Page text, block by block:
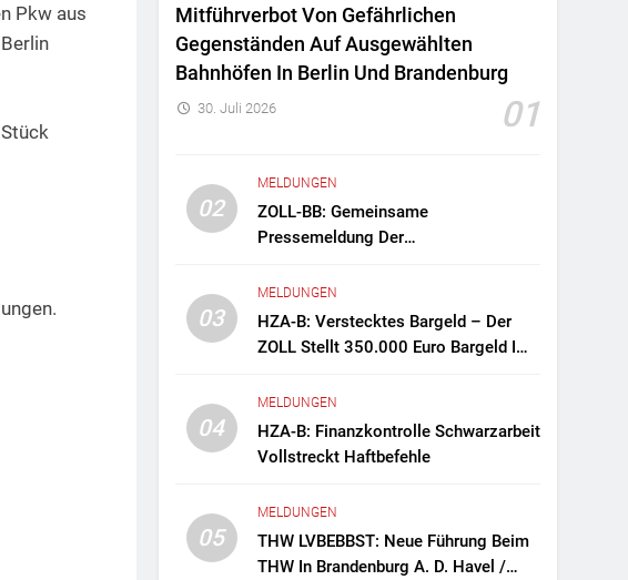
Pkw aus
Mitführverbot Von Gefährlichen
Gegenständen Auf Ausgewählten
Bahnhöfen In Berlin Und Brandenburg
01
30. Juli 2026
02
MELDUNGEN
ZOLL-BB: Gemeinsame
Pressemeldung Der
Zollfahndungsamtes Berlin-
Brandenburg Zollfahndung Hebt
Mutmaßliches Drogenlabor Aus
03
MELDUNGEN
HZA-B: Verstecktes Bargeld – Der
ZOLL Stellt 350.000 Euro Bargeld Im
04
MELDUNGEN
HZA-B: Finanzkontrolle Schwarzarbeit
Vollstreckt Haftbefehle
05
MELDUNGEN
THW LVBEBBST: Neue Führung Beim
THW In Brandenburg A. D. Havel /